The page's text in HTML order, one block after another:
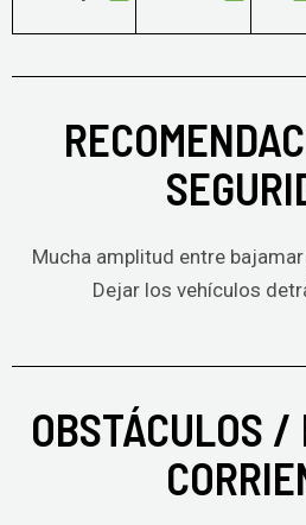
Mucha amplitud entre
Dejar los vehículos
OBSTÁCULOS